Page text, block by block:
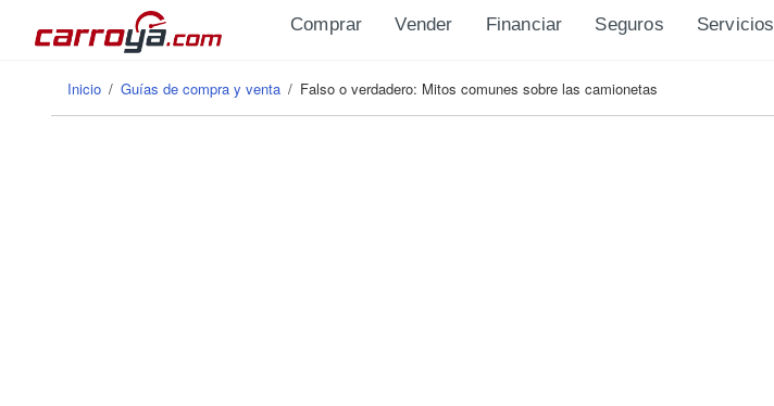
Pasar al contenido principal
Comprar Vender Financiar Seguros Servicios
Se encuentra usted aquí
Inicio / Guías de compra y venta / Falso o verdadero: Mitos comunes sobre las camionetas